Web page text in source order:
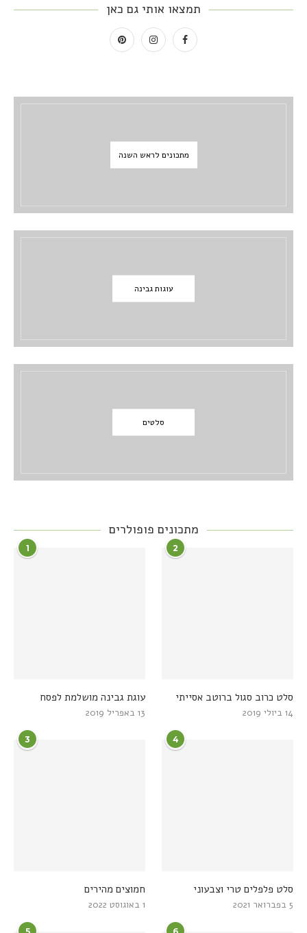
תמצאו אותי גם כאן
מתכונים לראש השנה
עוגות גבינה
סלטים
מתכונים פופולרים
1
עוגת גבינה מושלמת לפסח
13 באפריל 2019
2
סלט כרוב סגול ברוטב אסייתי
14 ביולי 2019
3
חמוצים מהירים
1 באוגוסט 2022
4
סלט פלפלים טרי וצבעוני
5 בפברואר 2021